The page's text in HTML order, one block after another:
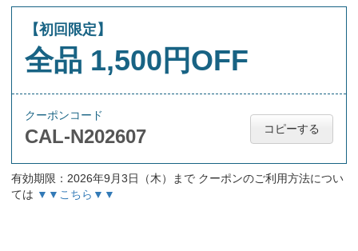
【初回限定】
全品 1,500円OFF
クーポンコード
CAL-N202607 コピーする
有効期限：2026年9月3日（木）まで クーポンのご利用方法につい
ては ▼▼こちら▼▼